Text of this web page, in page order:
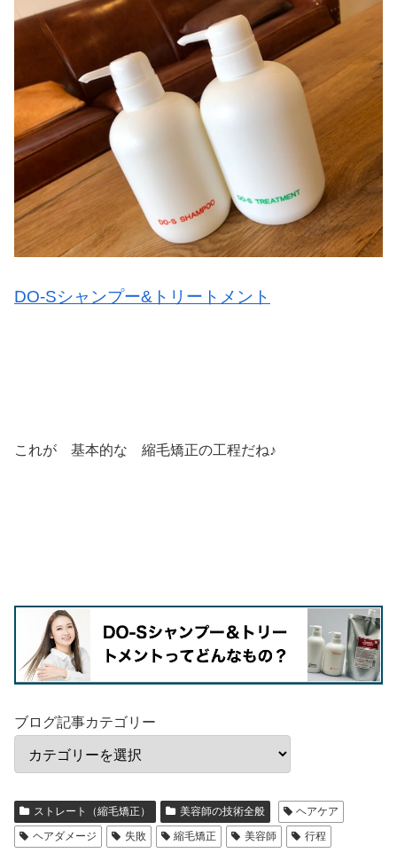
DO-Sシャンプー&トリートメント
これが 基本的な 縮毛矯正の工程だね♪
ブログ記事カテゴリー
ストレート（縮毛矯正） 美容師の技術全般
ヘアケア
ヘアダメージ
失敗 縮毛矯正 美容師 行程